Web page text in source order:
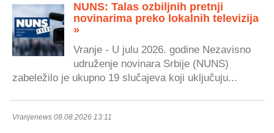
NUNS: Talas ozbiljnih pretnji
novinarima preko lokalnih televizija
»
Vranje - U julu 2026. godine Nezavisno
udruženje novinara Srbije (NUNS)
zabeležilo je ukupno 19 slučajeva koji uključuju...
Vranjenews 08.08.2026 13:11